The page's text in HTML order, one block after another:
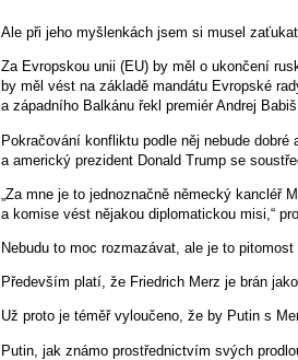
Ale při jeho myšlenkách jsem si musel
Za Evropskou unii (EU) by měl o ukončení
by měl vést na základě mandátu Evropské
a západního Balkánu řekl premiér Andrej Babiš
Pokračování konfliktu podle něj nebude
a americký prezident Donald Trump se
„Za mne je to jednoznačně německý kancléř
a komise vést nějakou diplomatickou misi,“
Nebudu to moc rozmazávat, ale je to pitomost
Především platí, že Friedrich Merz je brán
Už proto je téměř vyloučeno, že by Putin s
Putin, jak známo prostřednictvím svých